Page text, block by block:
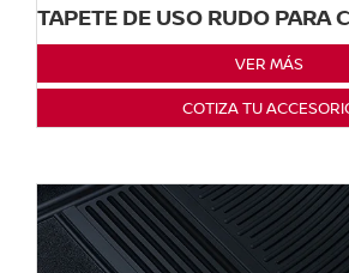
TAPETE DE USO RUDO PARA
VER MÁS
COTIZA TU